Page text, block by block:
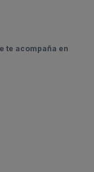
te acompaña en